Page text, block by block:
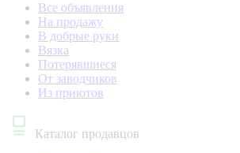
Все объявления
На продажу
В добрые руки
Вязка
Потерявшиеся
От заводчиков
Из приютов
Каталог продавцов